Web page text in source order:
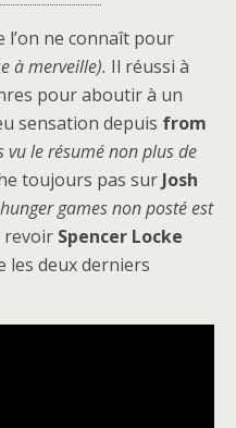
l’on ne connaît pour
à merveille). Il réussi à
pour aboutir à un
sensation depuis from
vu le résumé non plus de
toujours pas sur Josh
games non posté est
revoir Spencer Locke
les deux derniers